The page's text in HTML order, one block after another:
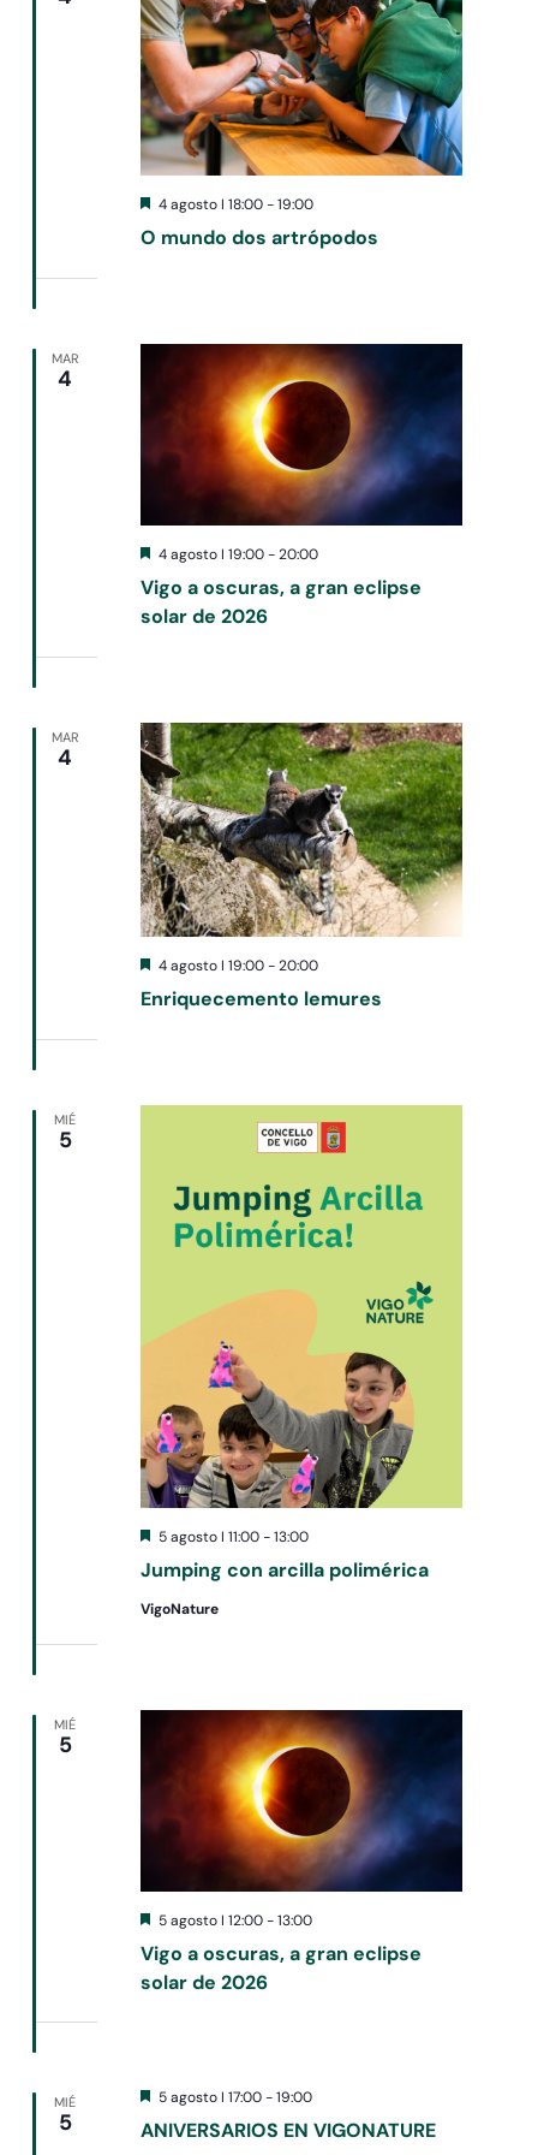
O mundo dos artrópodos
Destacado
4 agosto I 18:00-19:00
MAR
4
Vigo a oscuras, a gran eclipse
solar de 2026
Destacado
4 agosto I 19:00-20:00
MAR
4
Enriquecemento lemures
Destacado
4 agosto I 19:00-20:00
MIÉ
5
Jumping con arcilla polimérica
Destacado
5 agosto I 11:00-13:00
VigoNature
MIÉ
5
Vigo a oscuras, a gran eclipse
solar de 2026
Destacado
5 agosto I 12:00-13:00
MIÉ
5 ANIVERSARIOS EN VIGONATURE
Destacado
5 agosto I 17:00-19:00